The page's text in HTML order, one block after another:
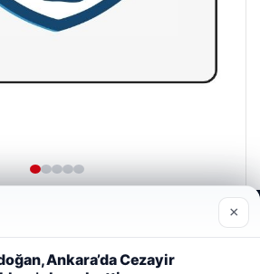
daha iyi anlayabilmek,
ve geliştirmek amacıyla çerezler
×
Ankara’da Cezayir